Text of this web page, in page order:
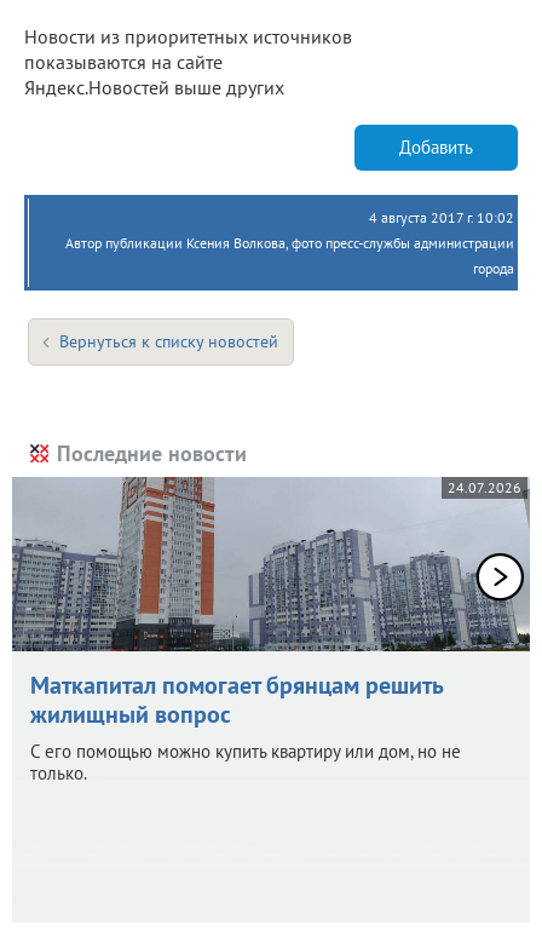
Новости из приоритетных источников
показываются на сайте
Яндекс.Новостей выше других
Добавить
4 августа 2017 г. 10:02
Автор публикации Ксения Волкова, фото пресс-службы администрации
города
Вернуться к списку новостей
Последние новости
24.07.2026
Маткапитал помогает брянцам решить
жилищный вопрос
С его помощью можно купить квартиру или дом, но не
только.